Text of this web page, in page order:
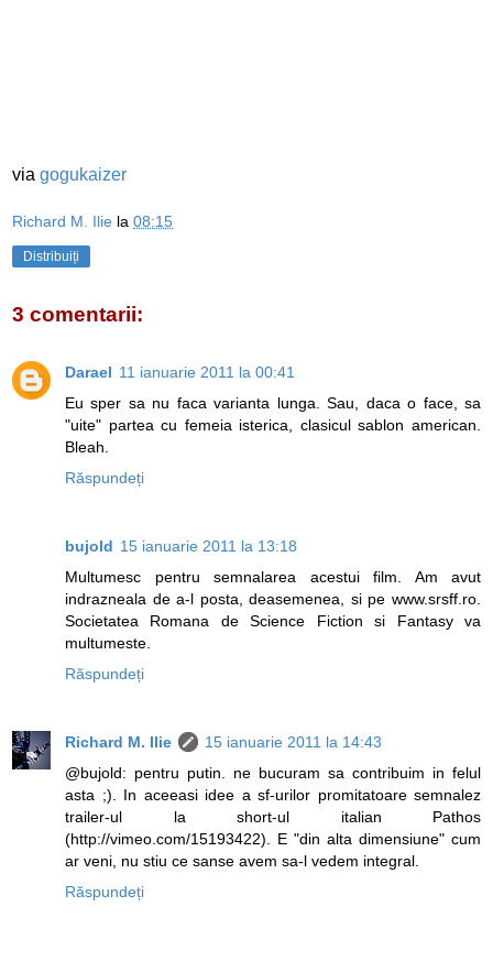
via gogukaizer
Richard M. Ilie la 08:15
Distribuiți
3 comentarii:
Darael 11 ianuarie 2011 la 00:41
Eu sper sa nu faca varianta lunga. Sau, daca o face, sa
"uite" partea cu femeia isterica, clasicul sablon american.
Bleah.
Răspundeți
bujold 15 ianuarie 2011 la 13:18
Multumesc pentru semnalarea acestui film. Am avut
indrazneala de a-l posta, deasemenea, si pe www.srsff.ro.
Societatea Romana de Science Fiction si Fantasy va
multumeste.
Răspundeți
Richard M. Ilie
15 ianuarie 2011 la 14:43
@bujold: pentru putin. ne bucuram sa contribuim in felul
asta ;). In aceeasi idee a sf-urilor promitatoare semnalez
trailer-ul la short-ul italian Pathos
(http://vimeo.com/15193422). E "din alta dimensiune" cum
ar veni, nu stiu ce sanse avem sa-l vedem integral.
Răspundeți